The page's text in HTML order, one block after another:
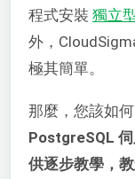
程式安裝 獨立
外，
極其簡單。
那麼，您該如何
PostgreSQL
供逐步教學，